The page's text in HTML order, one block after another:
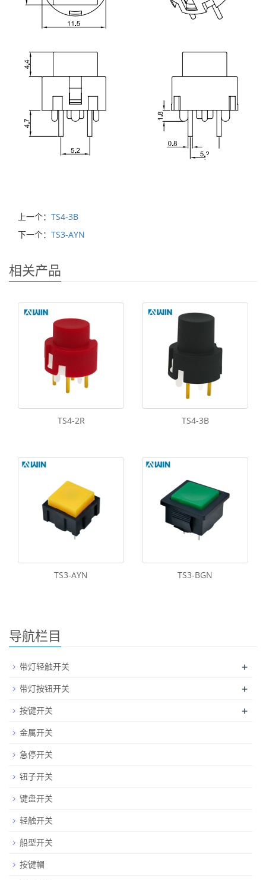
上一个： TS4-3B
下一个： TS3-AYN
相关产品
TS4-2R TS4-3B
TS3-AYN TS3-BGN
导航栏目
带灯轻触开关 +
带灯按钮开关 +
按键开关 +
金属开关
急停开关
钮子开关
键盘开关
轻触开关
船型开关
按键帽